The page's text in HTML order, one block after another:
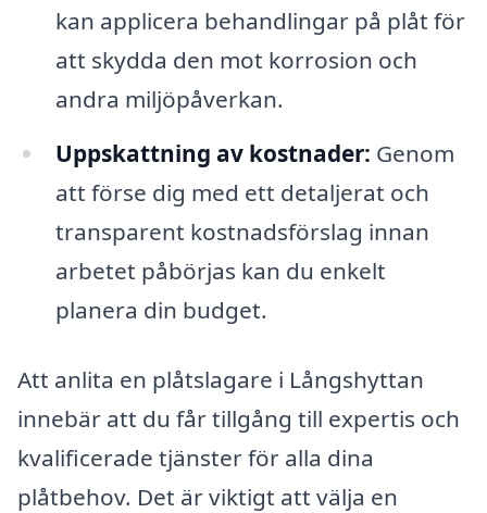
kan applicera behandlingar på plåt för
att skydda den mot korrosion och
andra miljöpåverkan.
Uppskattning av kostnader: Genom
att förse dig med ett detaljerat och
transparent kostnadsförslag innan
arbetet påbörjas kan du enkelt
planera din budget.
Att anlita en plåtslagare i Långshyttan
innebär att du får tillgång till expertis och
kvalificerade tjänster för alla dina
plåtbehov. Det är viktigt att välja en